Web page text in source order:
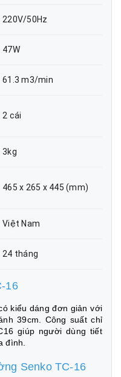
220V/50Hz
47W
61.3 m3/min
2 cái
3kg
465 x 265 x 445 (mm)
Việt Nam
24 tháng
16
kiểu dáng đơn giản với
39cm. Công suất chỉ
giúp người dùng tiết
đình.
Senko TC-16